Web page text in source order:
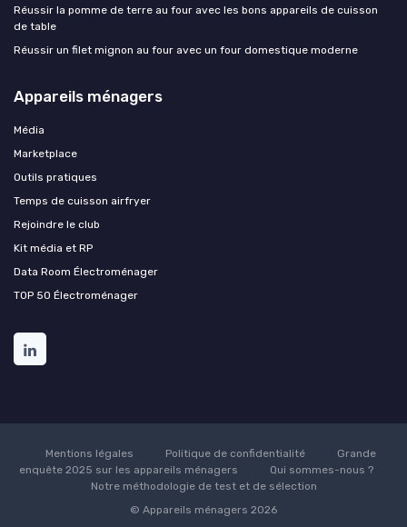
Réussir la pomme de terre au four avec les bons appareils de cuisson
de table
Réussir un filet mignon au four avec un four domestique moderne
Appareils ménagers
Média
Marketplace
Outils pratiques
Temps de cuisson airfryer
Rejoindre le club
Kit média et RP
Data Room Électroménager
TOP 50 Électroménager
Mentions légales Politique de confidentialité
Grande
enquête 2025 sur les appareils ménagers
Qui sommes-nous ?
Notre méthodologie de test et de sélection
© Appareils ménagers 2026